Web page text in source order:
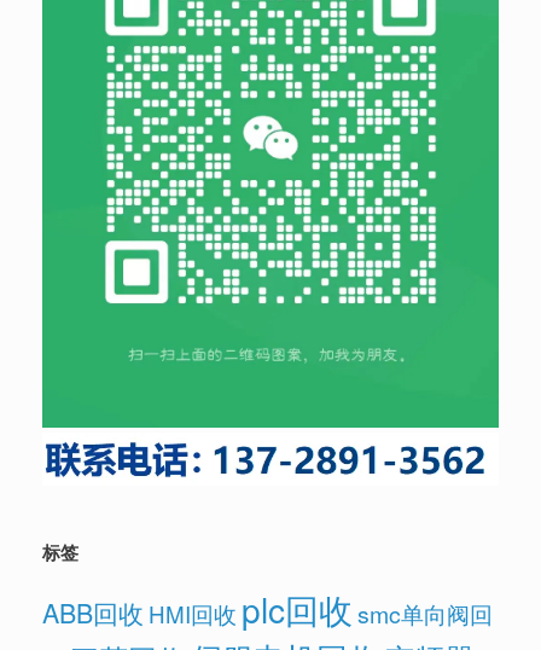
标签
ABB回收 HMI回收 plc回收 smc单向阀回